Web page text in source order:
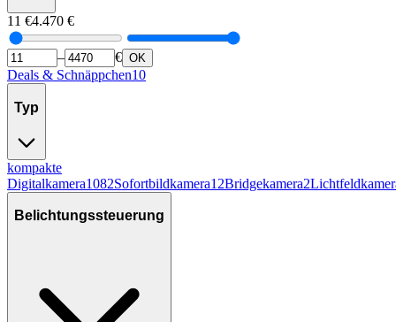
11 €4.470 €
– € OK
Deals & Schnäppchen10
Typ
kompakte
Digitalkamera1082Sofortbildkamera12Bridgekamera2
Belichtungssteuerung